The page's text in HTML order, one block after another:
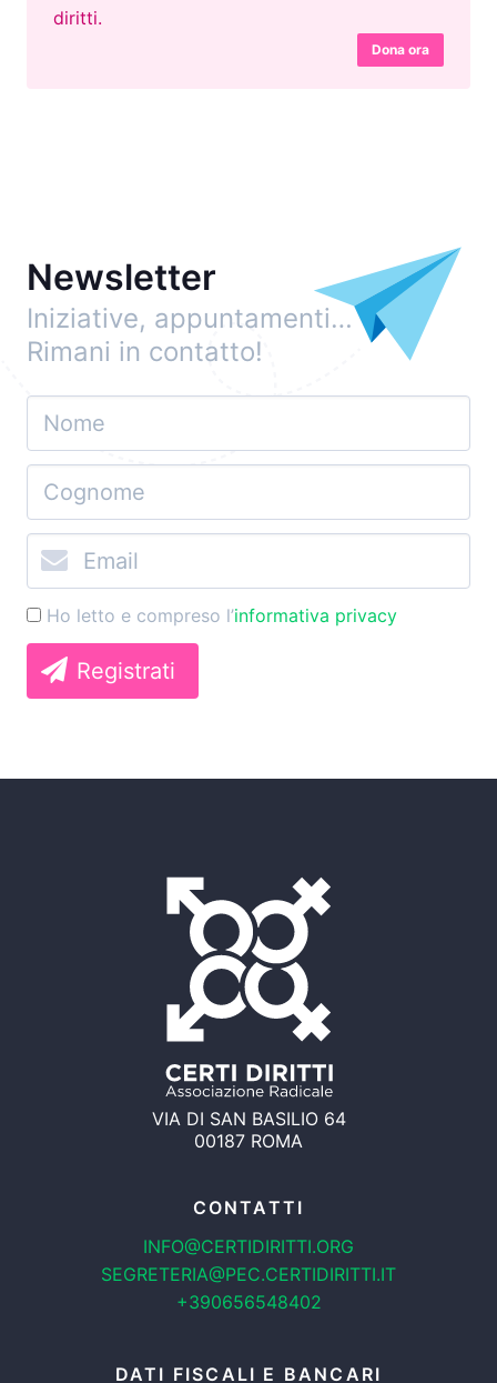
diritti.
Dona ora
Newsletter
Iniziative, appuntamenti…
Rimani in contatto!
Ho letto e compreso l’informativa privacy
Registrati
VIA DI SAN BASILIO 64
00187 ROMA
CONTATTI
INFO@CERTIDIRITTI.ORG
SEGRETERIA@PEC.CERTIDIRITTI.IT
+390656548402
DATI FISCALI E BANCARI